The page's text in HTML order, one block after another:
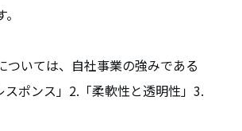
ついては、自社事業の強みである
スポンス」2.「柔軟性と透明性」3.